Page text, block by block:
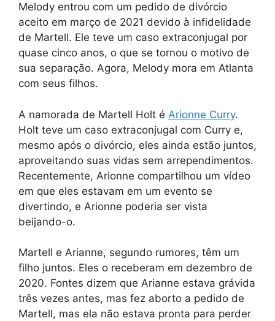
Melody entrou com um pedido de divórcio
aceito em março de 2021 devido à infidelidade
de Martell. Ele teve um caso extraconjugal por
quase cinco anos, o que se tornou o motivo de
sua separação. Agora, Melody mora em Atlanta
com seus filhos.
A namorada de Martell Holt é Arionne Curry.
Holt teve um caso extraconjugal com Curry e,
mesmo após o divórcio, eles ainda estão juntos,
aproveitando suas vidas sem arrependimentos.
Recentemente, Arionne compartilhou um vídeo
em que eles estavam em um evento se
divertindo, e Arionne poderia ser vista
beijando-o.
Martell e Arianne, segundo rumores, têm um
filho juntos. Eles o receberam em dezembro de
2020. Fontes dizem que Arianne estava grávida
três vezes antes, mas fez aborto a pedido de
Martell, mas ela não estava pronta para perder